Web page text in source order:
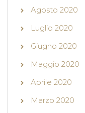
Agosto 2020
Luglio 2020
Giugno 2020
Maggio 2020
Aprile 2020
Marzo 2020